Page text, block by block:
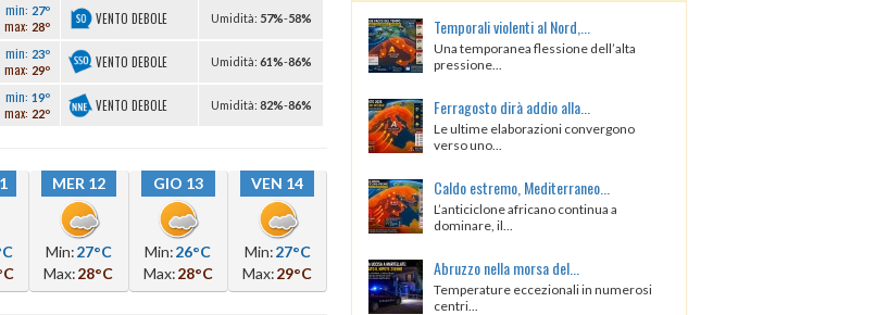
min: 27º
max: 28º VENTO DEBOLE Umidità: 57%-58%
min: 23º
max: 29º VENTO DEBOLE Umidità: 61%-86%
min: 19º
max: 22º VENTO DEBOLE Umidità: 82%-86%
MER 12
Min:27°C
Max:28°C
GIO 13
Min:26°C
Max:28°C
VEN 14
Min:27°C
Max:29°C
Temporali violenti al Nord,...
Una temporanea flessione dell’alta
pressione...
Ferragosto dirà addio alla...
Le ultime elaborazioni convergono
verso uno...
Caldo estremo, Mediterraneo...
L’anticiclone africano continua a
dominare, il...
Abruzzo nella morsa del...
Temperature eccezionali in numerosi
centri...